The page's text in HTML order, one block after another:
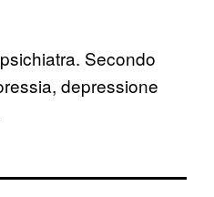
Secondo
depressione